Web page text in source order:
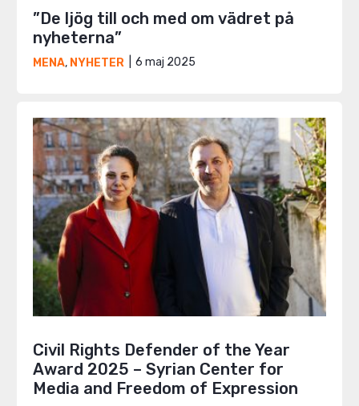
”De ljög till och med om vädret på
nyheterna”
MENA, NYHETER 6 maj 2025
Civil Rights Defender of the Year
Award 2025 – Syrian Center for
Media and Freedom of Expression